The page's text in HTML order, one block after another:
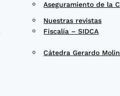
Aseguramiento de la
Cátedra Gerardo
Fiscalía – SIDCA
Nuestras revistas